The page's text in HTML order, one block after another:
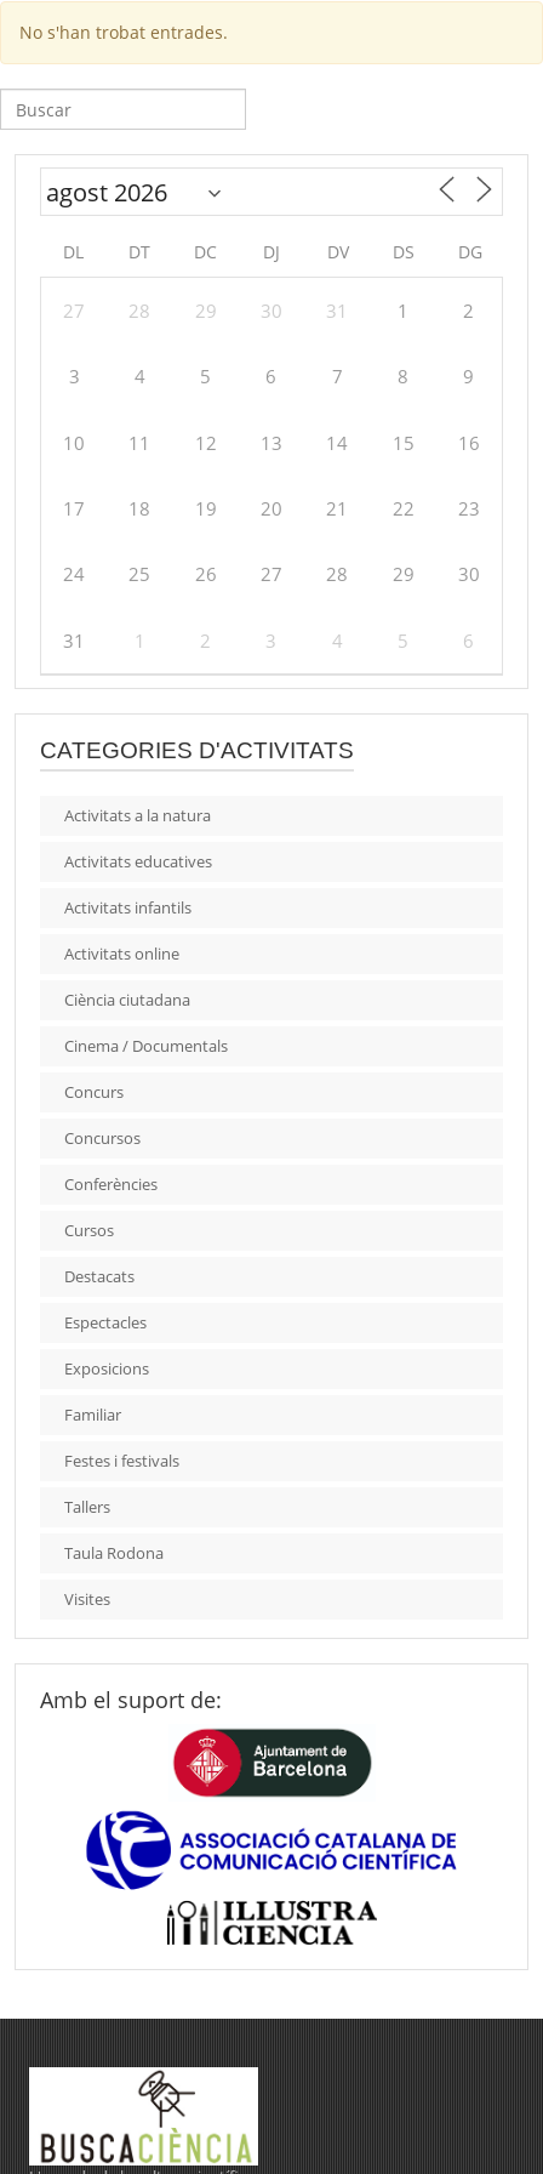
No s'han trobat entrades.
Cerca:
DL DT DC DJ DV DS DG
27 28 29 30 31 1 2
3 4 5 6 7 8 9
10 11 12 13 14 15 16
17 18 19 20 21 22 23
24 25 26 27 28 29 30
31 1 2 3 4 5 6
CATEGORIES D'ACTIVITATS
Activitats a la natura
Activitats educatives
Activitats infantils
Activitats online
Ciència ciutadana
Cinema / Documentals
Concurs
Concursos
Conferències
Cursos
Destacats
Espectacles
Exposicions
Familiar
Festes i festivals
Tallers
Taula Rodona
Visites
Amb el suport de: